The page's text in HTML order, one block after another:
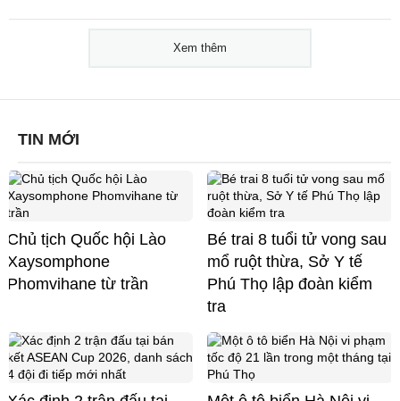
Xem thêm
TIN MỚI
Chủ tịch Quốc hội Lào
Xaysomphone
Phomvihane từ trần
Bé trai 8 tuổi tử vong sau
mổ ruột thừa, Sở Y tế
Phú Thọ lập đoàn kiểm
tra